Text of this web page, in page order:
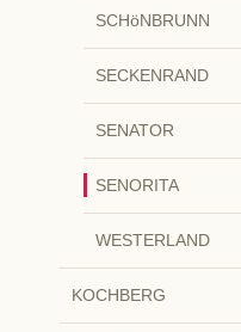
SCHöNBRUNN
SECKENRAND
SENATOR
SENORITA
WESTERLAND
KOCHBERG